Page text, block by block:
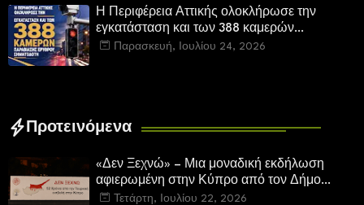
Η Περιφέρεια Αττικής ολοκλήρωσε την
εγκατάσταση και των 388 καμερών
παραβίασης ερυθρού σηματοδότη
Παρασκευή, Ιουλίου 24, 2026
Προτεινόμενα
«Δεν Ξεχνώ» – Μια μοναδική εκδήλωση
αφιερωμένη στην Κύπρο από τον Δήμο
Καλλιθέας
Τετάρτη, Ιουλίου 22, 2026